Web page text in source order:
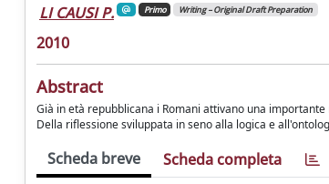
LI CAUSI P. Primo Writing – Original Draft Preparation
2010
Abstract
Già in età repubblicana i Romani attivano una
Della riflessione sviluppata in seno alla logica e
Scheda breve Scheda completa